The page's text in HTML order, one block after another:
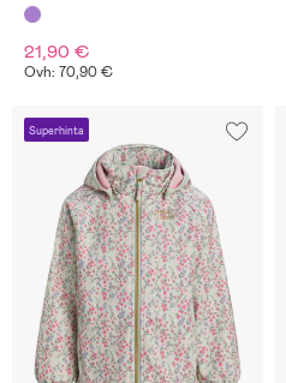
21,90 €
Ovh: 70,90 €
Superhinta